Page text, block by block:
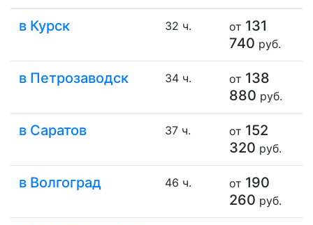
в Курск 32 ч. от 131
740 руб.
в Петрозаводск 34 ч. от 138
880 руб.
в Саратов 37 ч. от 152
320 руб.
в Волгоград 46 ч. от 190
260 руб.